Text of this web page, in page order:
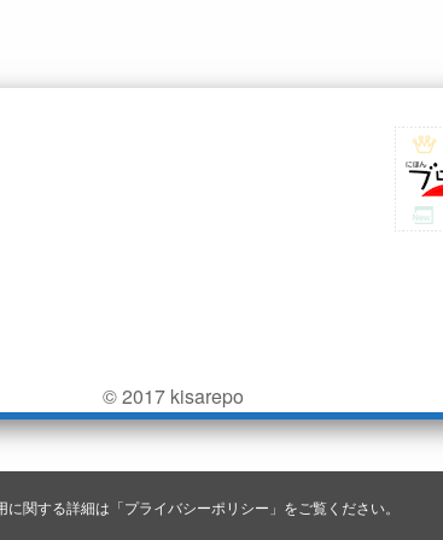
に関する詳細は「プライバシーポリシー 」をご覧ください。
© 2017 kisarepo